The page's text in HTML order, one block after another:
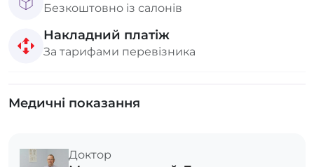
Безкоштовно із салонів
Накладний платіж
За тарифами перевізника
Медичні показання
Доктор